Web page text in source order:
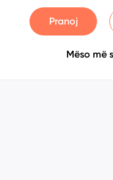
Pranoj
Mëso më